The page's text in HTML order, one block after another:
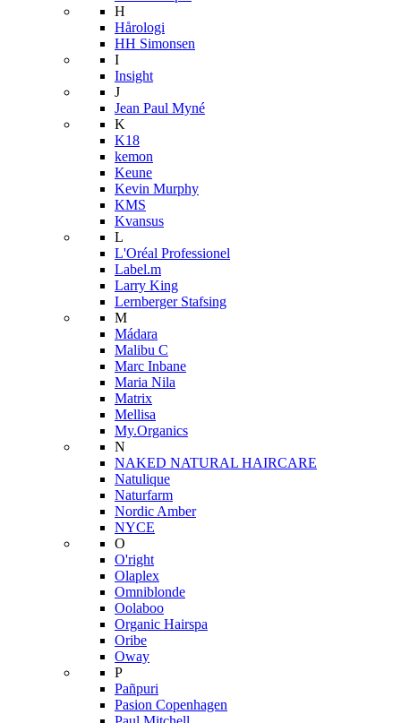
H
Hårologi
HH Simonsen
I
Insight
J
Jean Paul Myné
K
K18
kemon
Keune
Kevin Murphy
KMS
Kvansus
L
L'Oréal Professionel
Label.m
Larry King
Lernberger Stafsing
M
Mádara
Malibu C
Marc Inbane
Maria Nila
Matrix
Mellisa
My.Organics
N
NAKED NATURAL HAIRCARE
Natulique
Naturfarm
Nordic Amber
NYCE
O
O'right
Olaplex
Omniblonde
Oolaboo
Organic Hairspa
Oribe
Oway
P
Pañpuri
Pasion Copenhagen